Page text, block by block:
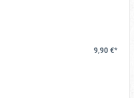
9,90 €*